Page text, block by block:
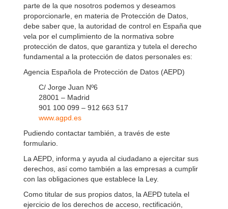
parte de la que nosotros podemos y deseamos
proporcionarle, en materia de Protección de Datos,
debe saber que, la autoridad de control en España que
vela por el cumplimiento de la normativa sobre
protección de datos, que garantiza y tutela el derecho
fundamental a la protección de datos personales es:
Agencia Española de Protección de Datos (AEPD)
C/ Jorge Juan Nº6
28001 – Madrid
901 100 099 – 912 663 517
www.agpd.es
Pudiendo contactar también, a través de este
formulario.
La AEPD, informa y ayuda al ciudadano a ejercitar sus
derechos, así como también a las empresas a cumplir
con las obligaciones que establece la Ley.
Como titular de sus propios datos, la AEPD tutela el
ejercicio de los derechos de acceso, rectificación,